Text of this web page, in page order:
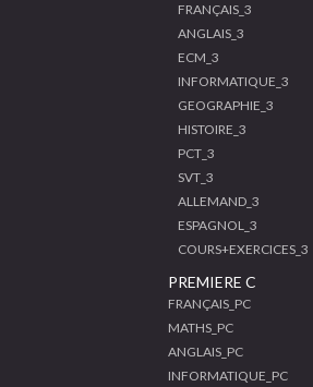
FRANÇAIS_3
ANGLAIS_3
ECM_3
INFORMATIQUE_3
GEOGRAPHIE_3
HISTOIRE_3
PCT_3
SVT_3
ALLEMAND_3
ESPAGNOL_3
COURS+EXERCICES_3
PREMIERE C
FRANÇAIS_PC
MATHS_PC
ANGLAIS_PC
INFORMATIQUE_PC